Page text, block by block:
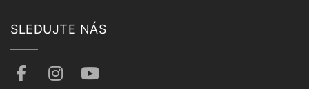
SLEDUJTE NÁS